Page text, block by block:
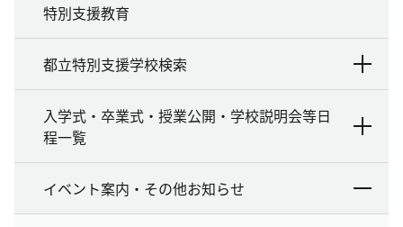
特別支援教育
都立特別支援学校検索
入学式・卒業式・授業公開・学校説明会等日
程一覧
イベント案内・その他お知らせ